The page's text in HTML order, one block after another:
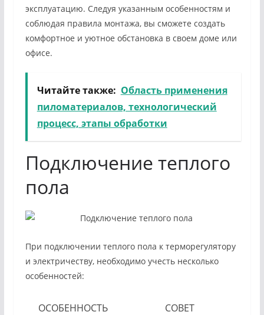
эксплуатацию. Следуя указанным особенностям и
соблюдая правила монтажа, вы сможете создать
комфортное и уютное обстановка в своем доме или
офисе.
Читайте также: Область применения
пиломатериалов, технологический
процесс, этапы обработки
Подключение теплого
пола
При подключении теплого пола к терморегулятору
и электричеству, необходимо учесть несколько
особенностей:
ОСОБЕННОСТЬ
СОВЕТ